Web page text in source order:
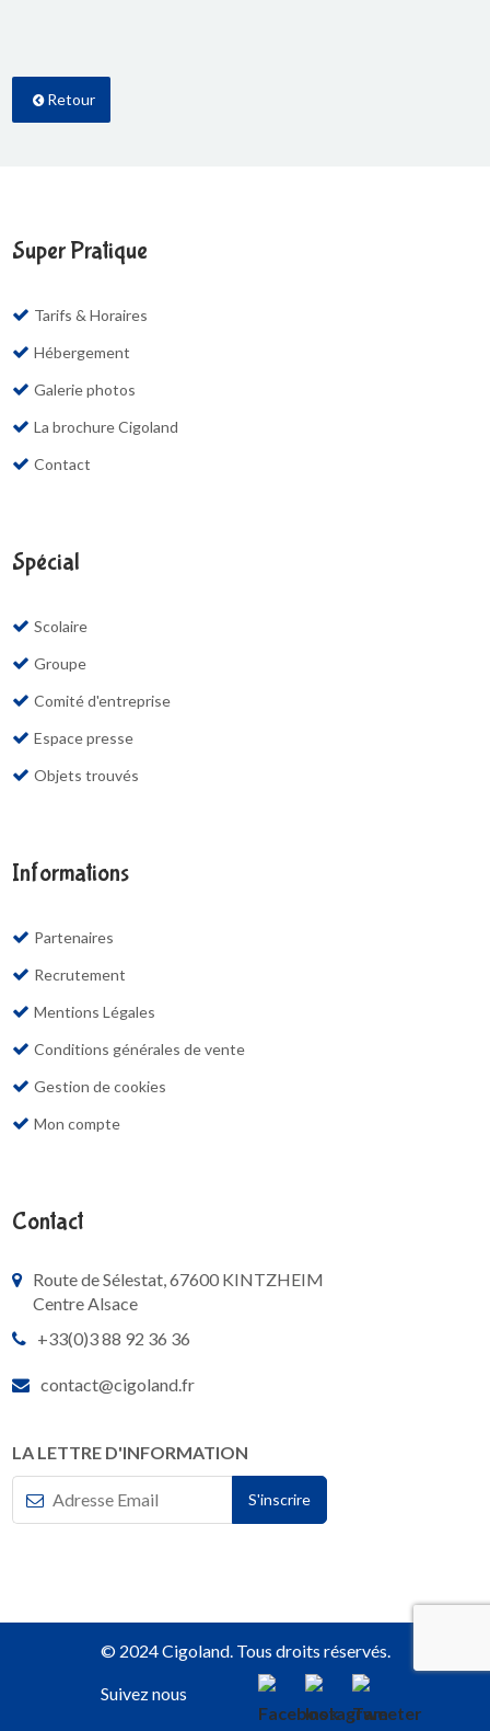
Retour
Super Pratique
Tarifs & Horaires
Hébergement
Galerie photos
La brochure Cigoland
Contact
Spécial
Scolaire
Groupe
Comité d'entreprise
Espace presse
Objets trouvés
Informations
Partenaires
Recrutement
Mentions Légales
Conditions générales de vente
Gestion de cookies
Mon compte
Contact
Route de Sélestat, 67600 KINTZHEIM
Centre Alsace
+33(0)3 88 92 36 36
contact@cigoland.fr
LA LETTRE D'INFORMATION
© 2024 Cigoland. Tous droits réservés.
Suivez nous